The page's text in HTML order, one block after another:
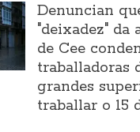
Denuncian
"deixadez" da
de Cee
traballadoras
grandes
traballar o 15